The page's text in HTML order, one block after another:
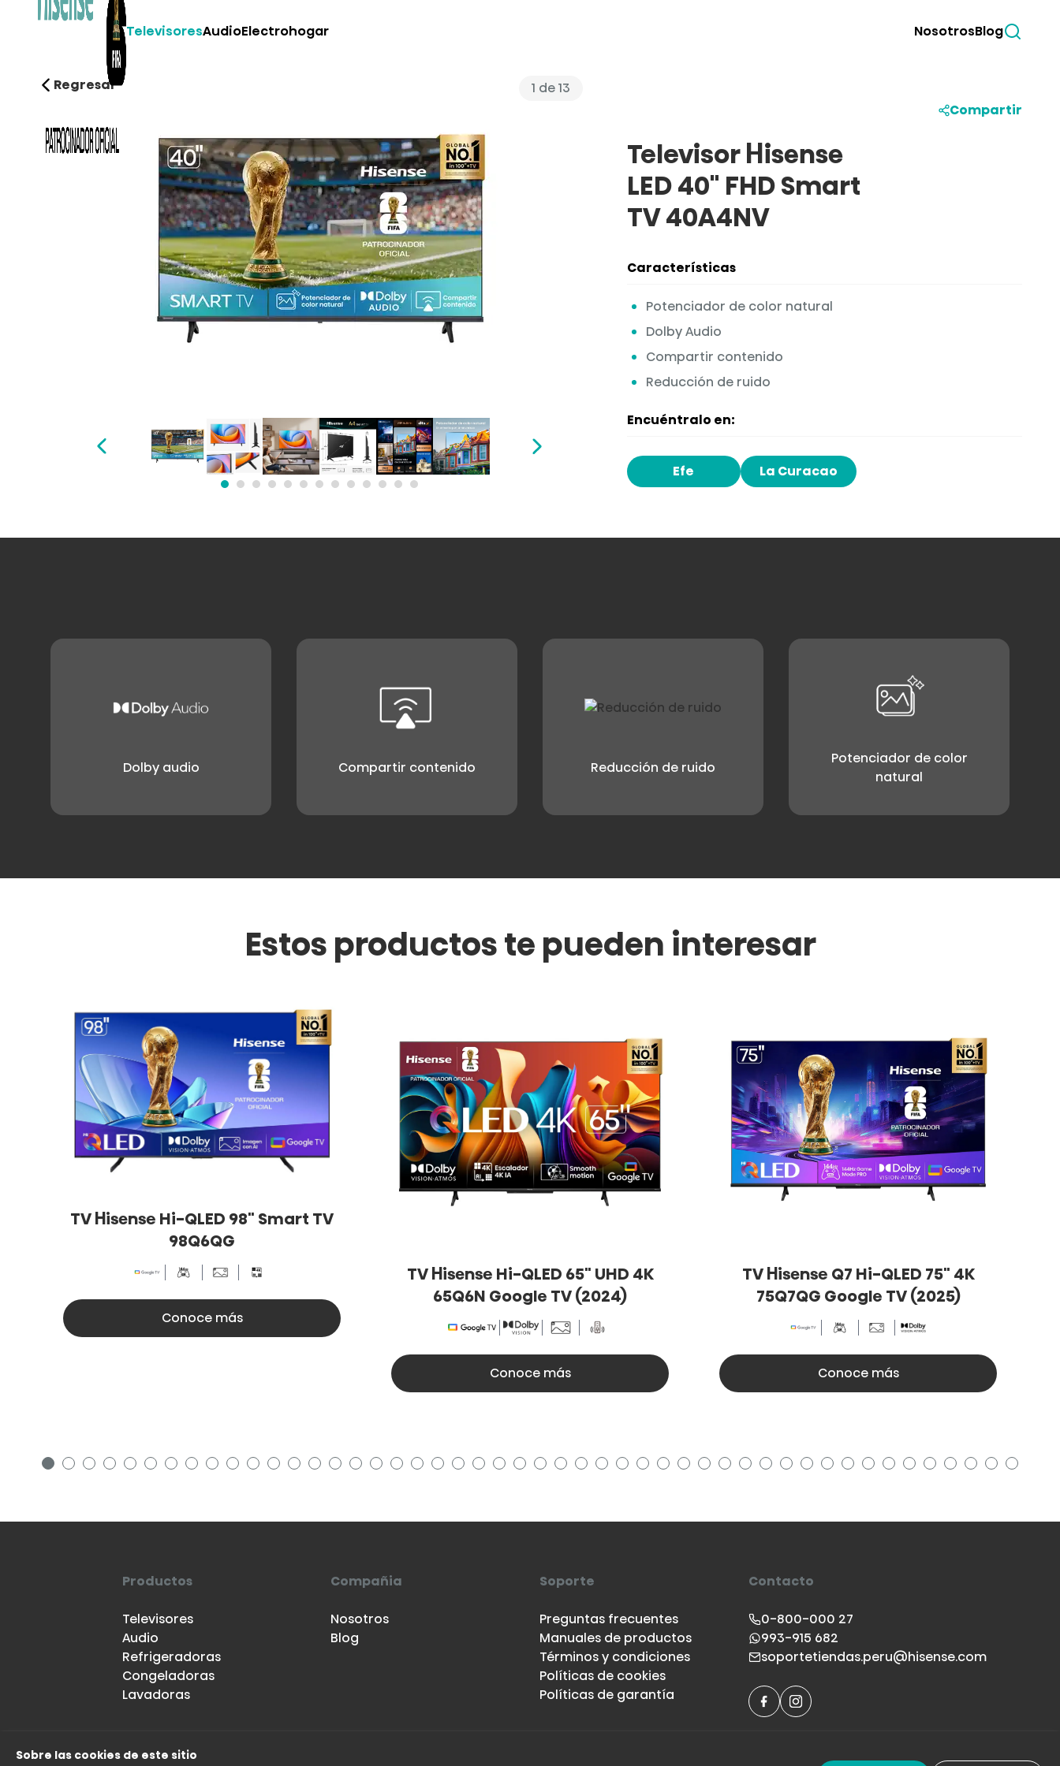
TelevisoresAudioElectrohogar NosotrosBlog Search
Regresar 1 de13
1 2 3 4 5 6 7 8 9 10 11 12 13
Televisor Hisense
LED 40" FHD Smart
TV 40A4NV
Características
Potenciador de color natural
Dolby Audio
Compartir contenido
Reducción de ruido
Encuéntralo en:
Efe La Curacao
Compartir
Dolby audio Compartir contenido Reducción de ruido
Potenciador de color
natural
Estos productos te pueden interesar
TV Hisense Hi-QLED 98" Smart TV
98Q6QG
Conoce más
TV Hisense Hi-QLED 65" UHD 4K
65Q6N Google TV (2024)
Conoce más
TV Hisense Q7 Hi-QLED 75" 4K
75Q7QG Google TV (2025)
Conoce más
Productos
Televisores
Audio
Refrigeradoras
Congeladoras
Lavadoras
Compañia
Nosotros
Blog
Soporte
Preguntas frecuentes
Manuales de productos
Términos y condiciones
Políticas de cookies
Políticas de garantía
Contacto
0-800-000 27
993-915 682
soportetiendas.peru@hisense.com
Sobre las cookies de este sitio